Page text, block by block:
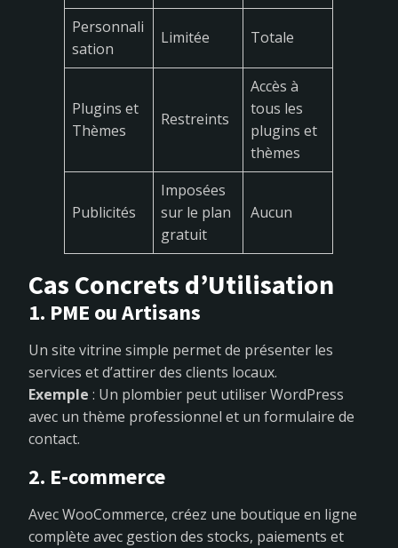
Personnali
sation
Limitée Totale
Plugins et
Thèmes
Restreints
Accès à
tous les
plugins et
thèmes
Publicités
Imposées
sur le plan
gratuit
Aucun
Cas Concrets d’Utilisation
1. PME ou Artisans
Un site vitrine simple permet de présenter les
services et d’attirer des clients locaux.
Exemple : Un plombier peut utiliser WordPress
avec un thème professionnel et un formulaire de
contact.
2. E-commerce
Avec WooCommerce, créez une boutique en ligne
complète avec gestion des stocks, paiements et